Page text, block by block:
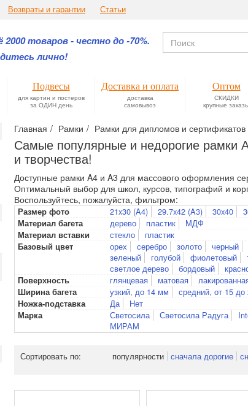
Возвраты и гарантии Статьи
2000 товаров - честно до -70%.
лично!
Подвесы
для картин и постеров
за ОДИН день
Доставка и оплата
доставка
самовывоз
Оптом
СКИДКИ
крупные
Главная Рамки Рамки для дипломов и
Самые популярные и недорогие рамки
и творчества!
Доступные рамки A4 и A3 для массового оформления
Оптимальный выбор для школ, курсов, типографий и
Воспользуйтесь, пожалуйста, фильтром:
Размер фото 21x30 (A4) 29.7x42 (A3) 30x40
Материал багета дерево пластик МДФ
Материал вставки стекло пластик
Базовый цвет орех серебро золото черный
зеленый
голубой фиолетовый
светлое дерево
бордовый
Поверхность глянцевая матовая
Ширина багета узкий, до 14 мм средний, от 15
Ножка-подставка Да Нет
Марка Светосила Светосила Радуга
МИРАМ
Сортировать по: популярности сначала дорогие